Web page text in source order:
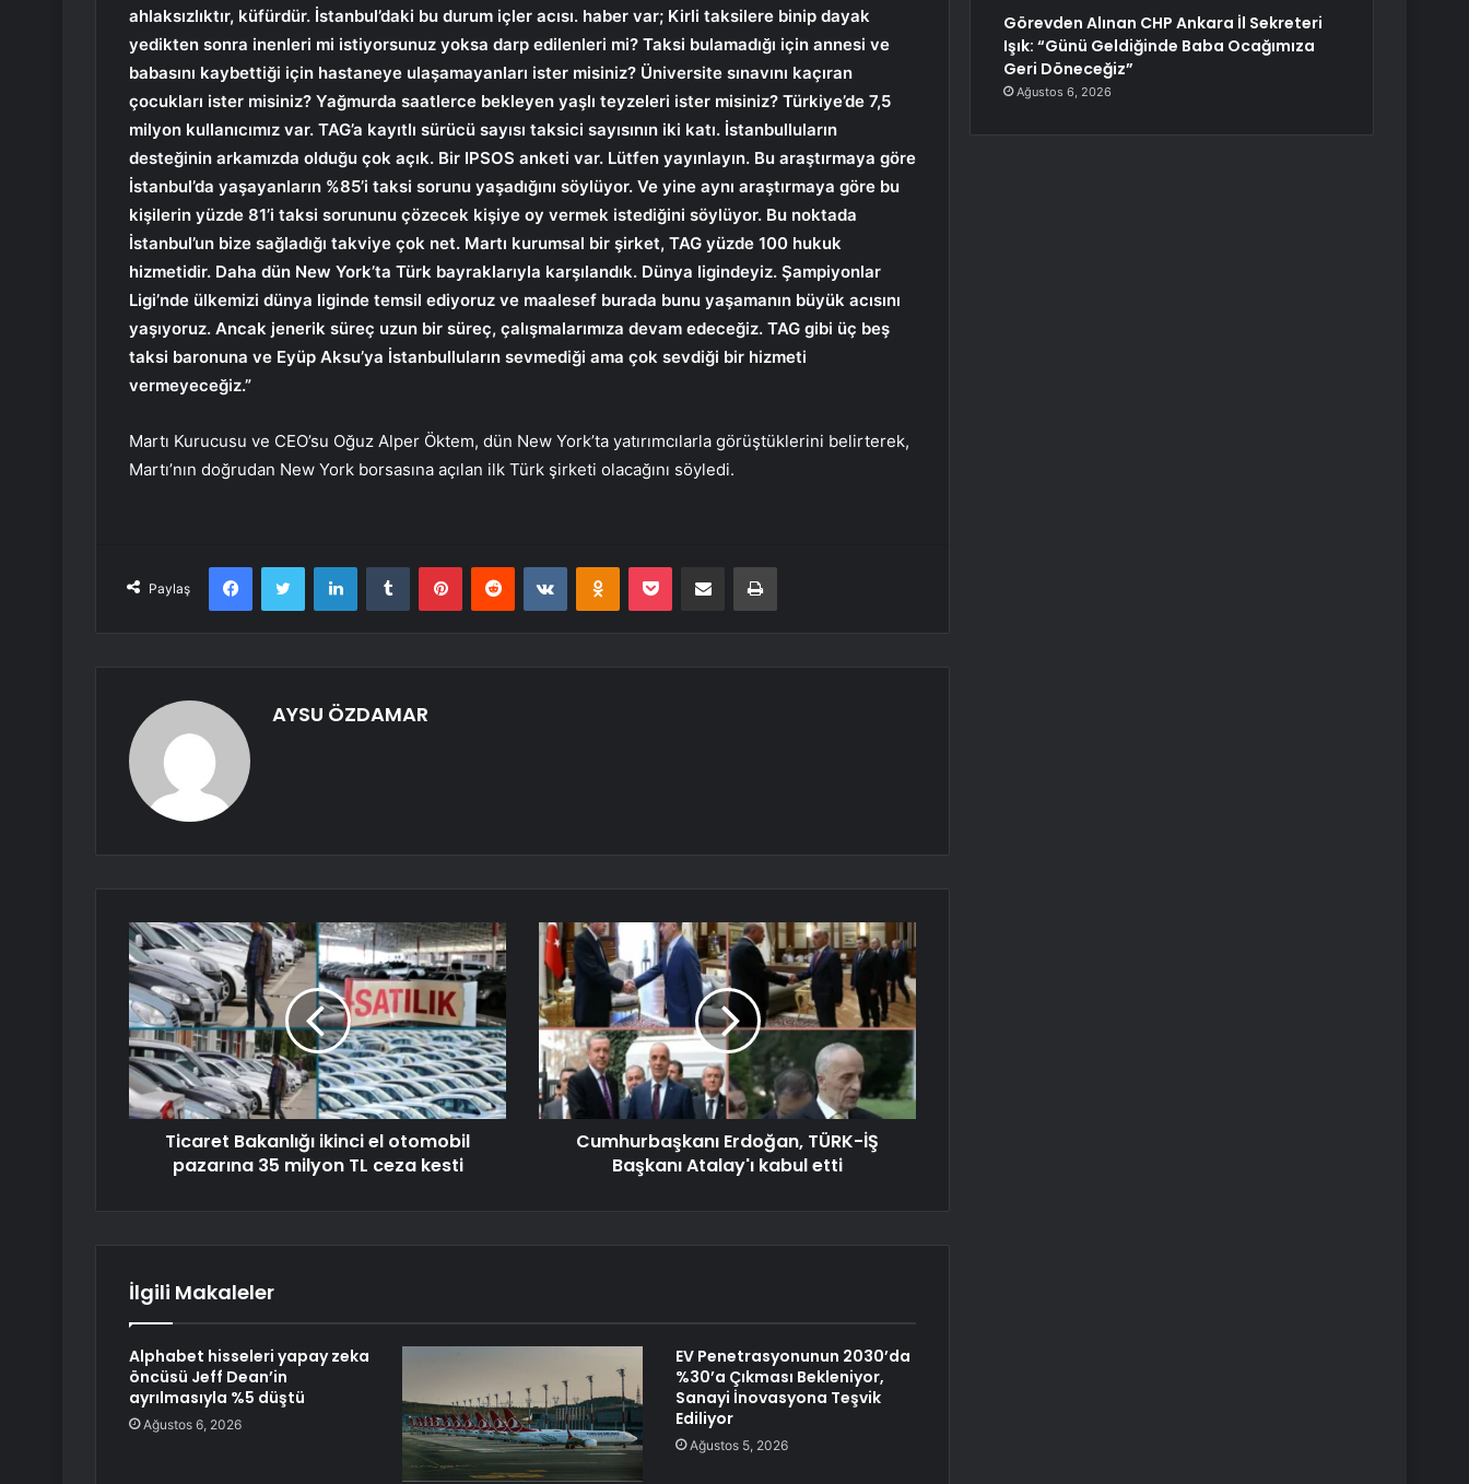
ahlaksızlıktır, küfürdür. İstanbul’daki bu durum içler acısı. haber var; Kirli taksilere binip dayak
yedikten sonra inenleri mi istiyorsunuz yoksa darp edilenleri mi? Taksi bulamadığı için annesi ve
babasını kaybettiği için hastaneye ulaşamayanları ister misiniz? Üniversite sınavını kaçıran
çocukları ister misiniz? Yağmurda saatlerce bekleyen yaşlı teyzeleri ister misiniz? Türkiye’de 7,5
milyon kullanıcımız var. TAG’a kayıtlı sürücü sayısı taksici sayısının iki katı. İstanbulluların
desteğinin arkamızda olduğu çok açık. Bir IPSOS anketi var. Lütfen yayınlayın. Bu araştırmaya göre
İstanbul’da yaşayanların %85’i taksi sorunu yaşadığını söylüyor. Ve yine aynı araştırmaya göre bu
kişilerin yüzde 81’i taksi sorununu çözecek kişiye oy vermek istediğini söylüyor. Bu noktada
İstanbul’un bize sağladığı takviye çok net. Martı kurumsal bir şirket, TAG yüzde 100 hukuk
hizmetidir. Daha dün New York’ta Türk bayraklarıyla karşılandık. Dünya ligindeyiz. Şampiyonlar
Ligi’nde ülkemizi dünya liginde temsil ediyoruz ve maalesef burada bunu yaşamanın büyük acısını
yaşıyoruz. Ancak jenerik süreç uzun bir süreç, çalışmalarımıza devam edeceğiz. TAG gibi üç beş
taksi baronuna ve Eyüp Aksu’ya İstanbulluların sevmediği ama çok sevdiği bir hizmeti
vermeyeceğiz.”
Martı Kurucusu ve CEO’su Oğuz Alper Öktem, dün New York’ta yatırımcılarla görüştüklerini belirterek,
Martı’nın doğrudan New York borsasına açılan ilk Türk şirketi olacağını söyledi.
Paylaş
FacebookTwitter LinkedInTumblr PinterestReddit VKontakteOdnoklassniki
Pocket E-Posta ile paylaş Yazdır
AYSU ÖZDAMAR
Ticaret Bakanlığı ikinci el otomobil
pazarına 35 milyon TL ceza kesti
Cumhurbaşkanı Erdoğan, TÜRK-İŞ
Başkanı Atalay'ı kabul etti
İlgili Makaleler
Alphabet hisseleri yapay zeka
öncüsü Jeff Dean’in
ayrılmasıyla %5 düştü
Ağustos 6, 2026
EV Penetrasyonunun 2030’da
%30’a Çıkması Bekleniyor,
Sanayi İnovasyona Teşvik
Ediliyor
Ağustos 5, 2026
Görevden Alınan CHP Ankara İl Sekreteri
Işık: “Günü Geldiğinde Baba Ocağımıza
Geri Döneceğiz”
Ağustos 6, 2026